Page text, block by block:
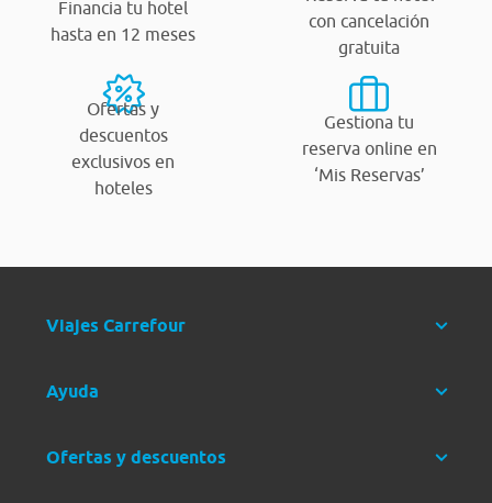
Financia tu hotel
hasta en 12 meses
con cancelación
gratuita
Ofertas y
descuentos
exclusivos en
hoteles
Gestiona tu
reserva online en
‘Mis Reservas’
Viajes Carrefour
Ayuda
Ofertas y descuentos